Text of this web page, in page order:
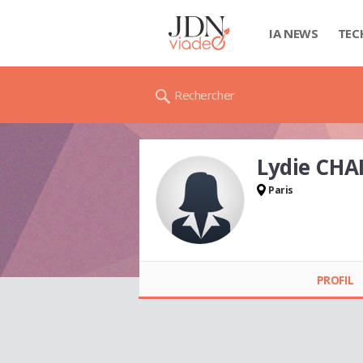
IA NEWS
Rechercher
Lydie
Paris
PROFIL